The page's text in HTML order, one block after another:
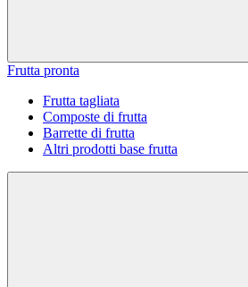
Frutta pronta
Frutta tagliata
Composte di frutta
Barrette di frutta
Altri prodotti base frutta